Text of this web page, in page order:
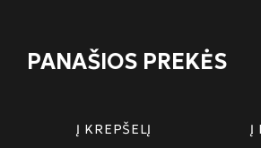
PANAŠIOS PREKĖS
Į KREPŠELĮ
Į